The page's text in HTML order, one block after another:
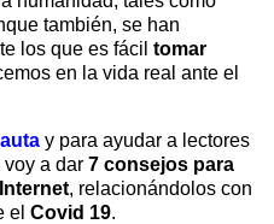
también, se han
los que es fácil tomar
en la vida real ante el
y para ayudar a lectores
a dar 7 consejos para
, relacionándolos con
el Covid 19.